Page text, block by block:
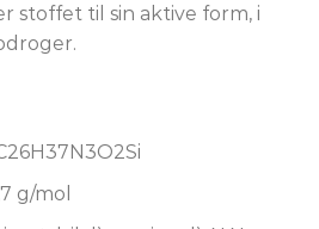
stoffet til sin aktive form, i
g/mol